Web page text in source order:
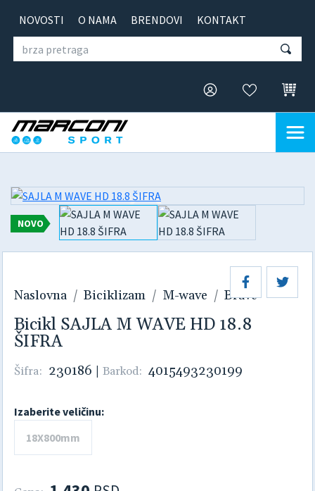
NOVOSTI O NAMA BRENDOVI KONTAKT
NOVO
Naslovna Biciklizam M-wave Brave
Bicikl SAJLA M WAVE HD 18.8
ŠIFRA
Šifra: 230186 | Barkod: 4015493230199
Izaberite veličinu:
18X800mm